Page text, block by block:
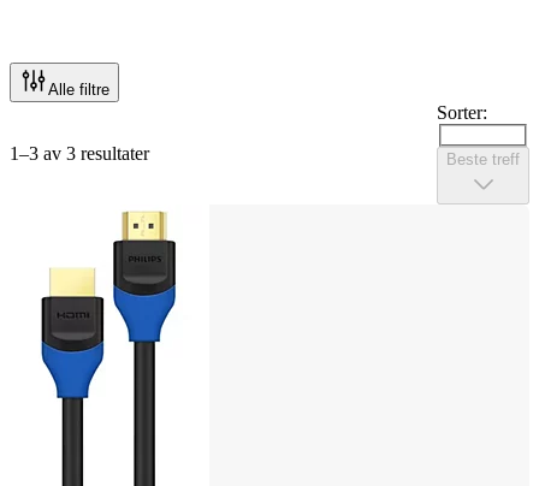
Alle filtre
1–3 av 3 resultater
Sorter:
Beste treff